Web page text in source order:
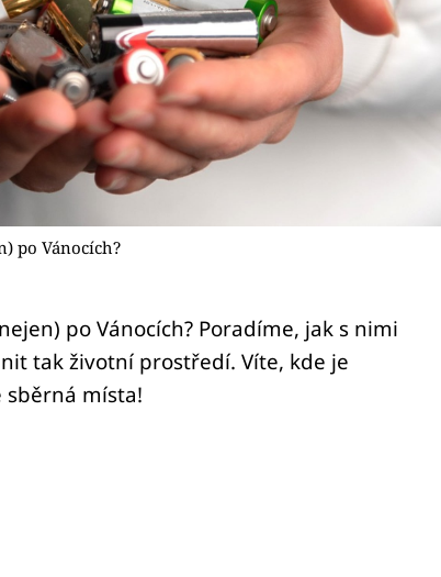
po Vánocích?
po Vánocích? Poradíme, jak s nimi
tak životní prostředí. Víte, kde je
sběrná místa!